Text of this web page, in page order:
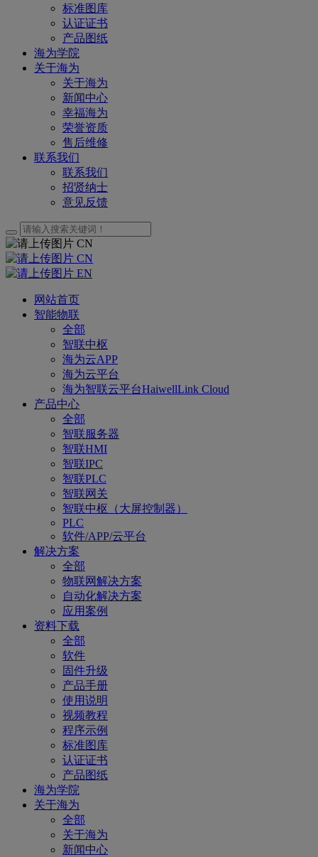
标准图库
认证证书
产品图纸
海为学院
关于海为
关于海为
新闻中心
幸福海为
荣誉资质
售后维修
联系我们
联系我们
招贤纳士
意见反馈
CN
CN
EN
网站首页
智能物联
全部
智联中枢
海为云APP
海为云平台
海为智联云平台HaiwellLink Cloud
产品中心
全部
智联服务器
智联HMI
智联IPC
智联PLC
智联网关
智联中枢（大屏控制器）
PLC
软件/APP/云平台
解决方案
全部
物联网解决方案
自动化解决方案
应用案例
资料下载
全部
软件
固件升级
产品手册
使用说明
视频教程
程序示例
标准图库
认证证书
产品图纸
海为学院
关于海为
全部
关于海为
新闻中心